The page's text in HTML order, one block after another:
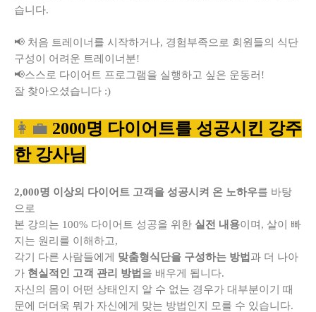
습니다.
📢 처음 트레이너를 시작하거나, 경험부족으로 회원들의 식단
구성이 어려운 트레이너분!
📢스스로 다이어트 프로그램을 실행하고 싶은 운동러!
잘 찾아오셨습니다 :)
👩‍💼 2000명 다이어트를 성공시킨 강주
한 강사님
2,000명 이상의 다이어트 고객을 성공시켜 온 노하우를 바탕
으로
본 강의는 100% 다이어트 성공을 위한 실전 내용이며, 살이 빠
지는 원리를 이해하고,
각기 다른 사람들에게 맞춤형식단을 구성하는 방법 과 더 나아
가 현실적인 고객 관리 방법 을 배우게 됩니다.
자신의 몸이 어떤 상태인지 알 수 없는 경우가 대부분이기 때
문에 더더욱 뭐가 자신에게 맞는 방법인지 모를 수 있습니다.